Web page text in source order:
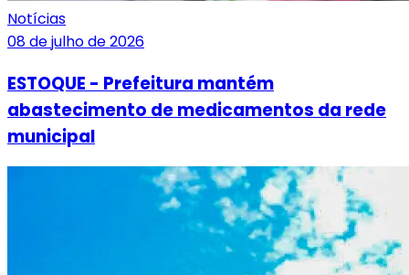
Notícias
08 de julho de 2026
ESTOQUE - Prefeitura mantém
abastecimento de medicamentos da rede
municipal